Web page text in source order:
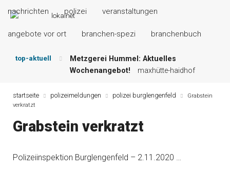
nachrichten polizei veranstaltungen
angebote vor ort branchen-spezi branchenbuch
top-aktuell
Metzgerei Hummel: Aktuelles
Wochenangebot!
maxhütte-haidhof
Grillspezialitäten u.v.m.! kallmünz
Der „deutsche Michel“ muss nun
leserbriefe
startseite polizeimeldungen polizei burglengenfeld
Grabstein
verkratzt
Grabstein verkratzt
Polizeiinspektion Burglengenfeld – 2.11.2020 …